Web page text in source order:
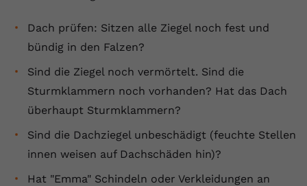
Dach prüfen: Sitzen alle Ziegel noch fest und
bündig in den Falzen?
Sind die Ziegel noch vermörtelt. Sind die
Sturmklammern noch vorhanden? Hat das Dach
überhaupt Sturmklammern?
Sind die Dachziegel unbeschädigt (feuchte Stellen
innen weisen auf Dachschäden hin)?
Hat "Emma" Schindeln oder Verkleidungen an